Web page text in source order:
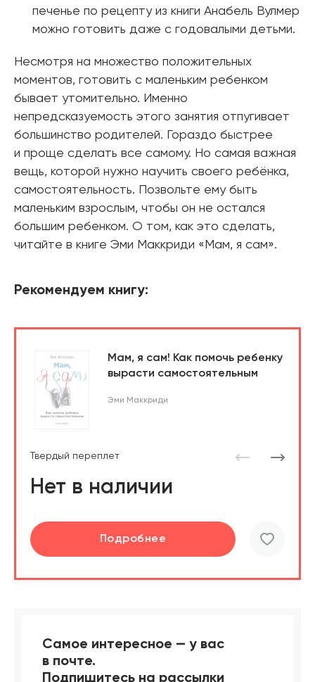
печенье по рецепту из книги Анабель Вулмер
можно готовить даже с годовалыми детьми.
Несмотря на множество положительных
моментов, готовить с маленьким ребенком
бывает утомительно. Именно
непредсказуемость этого занятия отпугивает
большинство родителей. Гораздо быстрее
и проще сделать все самому. Но самая важная
вещь, которой нужно научить своего ребёнка,
самостоятельность. Позвольте ему быть
маленьким взрослым, чтобы он не остался
большим ребенком. О том, как это сделать,
читайте в книге Эми Маккриди «Мам, я сам».
Рекомендуем книгу:
Мам, я сам! Как помочь ребенку
вырасти самостоятельным
Эми Маккриди
Твердый переплет
Нет в наличии
Подробнее
Подробнее
Самое интересное — у вас
в почте.
Подпишитесь на рассылки